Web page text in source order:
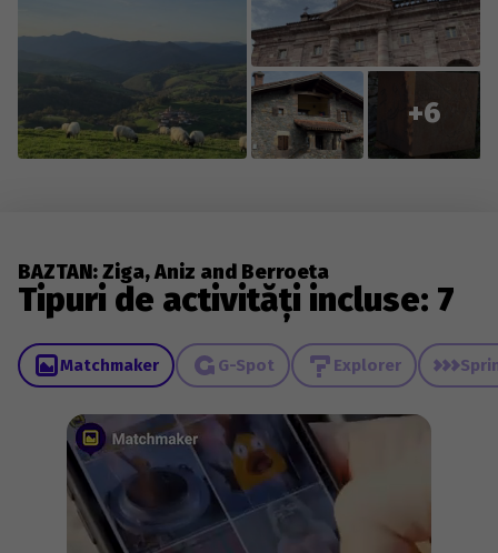
+6
BAZTAN: Ziga, Aniz and Berroeta
Tipuri de activități incluse: 7
Matchmaker G-Spot Explorer